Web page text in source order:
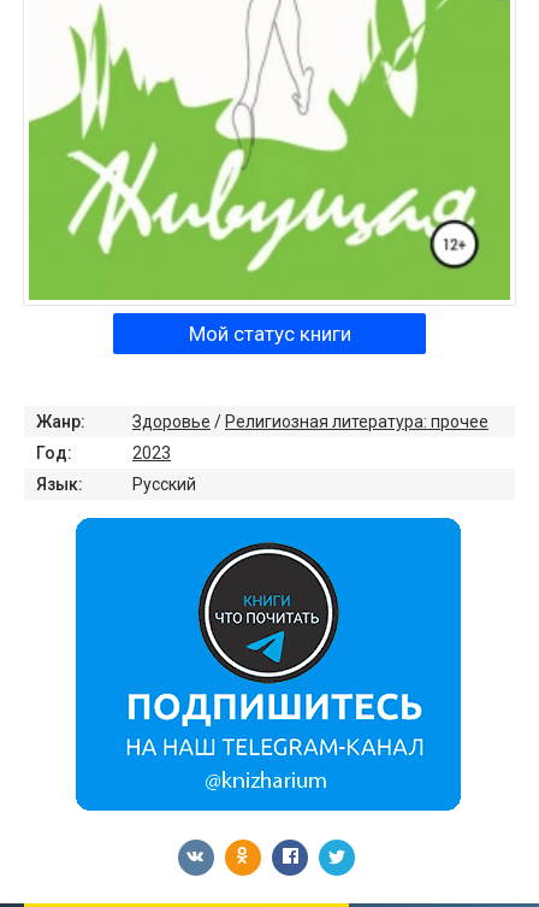
Мой статус книги
Жанр: Здоровье / Религиозная литература: прочее
Год:
2023
Язык:
Русский